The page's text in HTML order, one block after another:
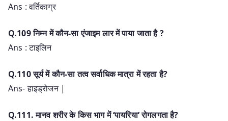
Ans : वर्तिकाग्र
Q.109 निम्न में कौन-सा एंजाइम लार में पाया जाता है ?
Ans : टाइलिन
Q.110 सूर्य में कौन-सा तत्व सर्वाधिक मात्रा में रहता है?
Ans- हाइड्रोजन |
Q.111. मानव शरीर के किस भाग में ‘पायरिया’ रोगलगता है?